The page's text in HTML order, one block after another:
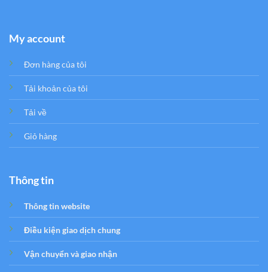
My account
Đơn hàng của tôi
Tải khoản của tôi
Tải về
Giỏ hàng
Thông tin
Thông tin website
Điều kiện giao dịch chung
Vận chuyển và giao nhận